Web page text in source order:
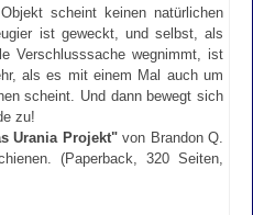
scheint keinen natürlichen
ist geweckt, und selbst, als
Verschlusssache wegnimmt, ist
als es mit einem Mal auch um
scheint. Und dann bewegt sich
zu!
Urania Projekt"von Brandon Q.
(Paperback, 320 Seiten,